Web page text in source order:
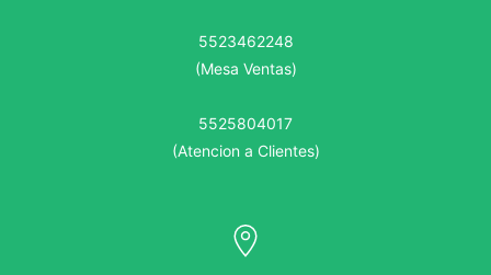
5523462248
(Mesa Ventas)
5525804017
(Atencion a Clientes)